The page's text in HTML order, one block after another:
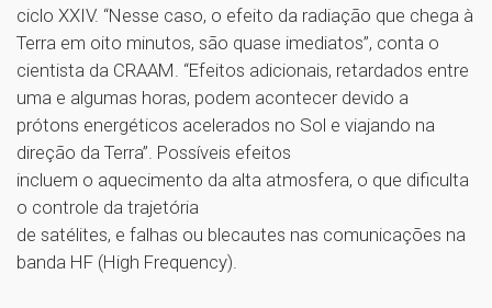
ciclo XXIV. “Nesse caso, o efeito da radiação que chega à
Terra em oito minutos, são quase imediatos”, conta o
cientista da CRAAM. “Efeitos adicionais, retardados entre
uma e algumas horas, podem acontecer devido a
prótons energéticos acelerados no Sol e viajando na
direção da Terra”. Possíveis efeitos
incluem o aquecimento da alta atmosfera, o que dificulta
o controle da trajetória
de satélites, e falhas ou blecautes nas comunicações na
banda HF (High Frequency).